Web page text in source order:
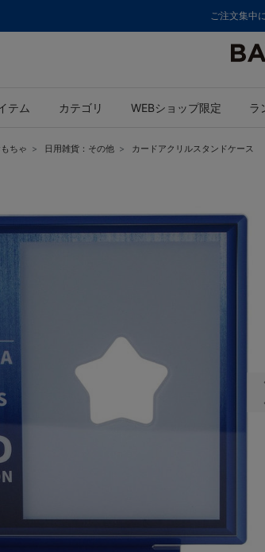
ご注文集中
テム カテゴリ WEBショップ限定 ラ
ちゃ 日用雑貨：その他 カードアクリルスタンドケース